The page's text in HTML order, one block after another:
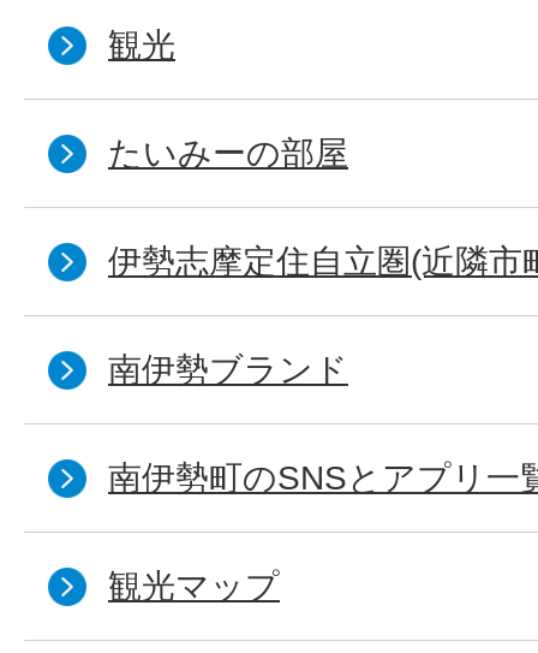
観光
たいみーの部屋
伊勢志摩定住自立圏(近隣市
南伊勢ブランド
南伊勢町のSNSとアプリ一
観光マップ